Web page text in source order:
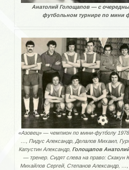
Суперкубок
Кубок закрытия сезона
Кубок Самойлова
Кубок Соловьева
Товарищеские матчи.
Заводские турниры
Пляжный
ОБЛАСТЬ
Анатолий Голощапов — с
футбольном турнире по мини
«Азовец» — чемпион по мини-футболу
…, Пидус Александр, Делалов Михаил,
Капустин Александр, Голощапов
— тренер. Сидят слева на право: Скакун
Михайлов Сергей, Степанов Александр, …,